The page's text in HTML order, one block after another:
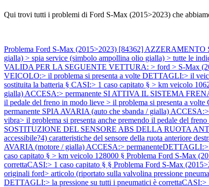
Qui trovi tutti i problemi di Ford S-Max (2015>2023) che
Problema Ford S-Max (2015>2023) [84362] AZZERAMENTO
gialla) > spia service (simbolo ampollina olio gialla) > tutte le
VALIDA PER LA SEGUENTE VETTURA: > ford > S-Max
VEICOLO:> il problema si presenta a volte DETTAGLI:> il
sostituita la batteria § CASI:> 1 caso capitato § > km veicolo
gialla) ACCESA:> permanente SI ATTIVA IL SISTEMA
il pedale del freno in modo lieve > il problema si presenta a
permanente SPIA AVARIA (auto che sbanda / gialla)
vibra> il problema si presenta anche premendo il pedale del
SOSTITUZIONE DEL SENSORE ABS DELLA RUOTA
accessibile?4) caratteristiche del sensore della ruota anteriore
AVARIA (motore / gialla) ACCESA:>
caso capitato § > km veicolo 128000 § Problema Ford S-Max
correttaCASI:> 1 caso capitato § § Problema Ford S-Max
originali ford> articolo (riportato sulla valvolina pressione
DETTAGLI:> la pressione su tutti i pneumatici è correttaCASI:>